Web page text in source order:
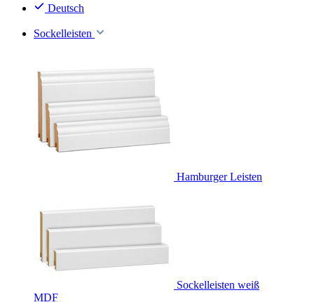
Deutsch
Sockelleisten
Hamburger Leisten
Sockelleisten weiß
MDF